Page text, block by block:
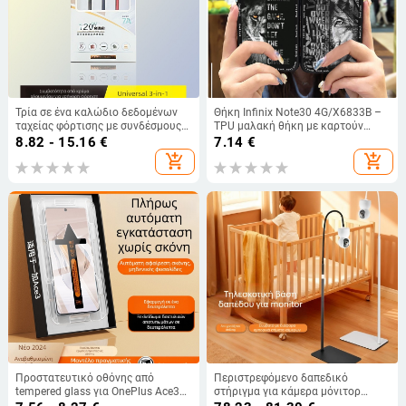
Τρία σε ένα καλώδιο δεδομένων
ταχείας φόρτισης με συνδέσμους
Mini USB, Micro USB και USB-C;
μήκος 1–2 μέτρα; αλουμινένιο
περίβλημα; μαύρο.
8.82 - 15.16 €
add_shopping_cart
Θήκη Infinix Note30 4G/X6833B –
TPU μαλακή θήκη με καρτούν
σχέδιο, προσαρμοζόμενη,
προστασία από σκόνη, ανθεκτική
στις πτώσεις
7.14 €
add_shopping_cart
Προστατευτικό οθόνης από
tempered glass για OnePlus Ace3
Περιστρεφόμενο δαπεδικό
στήριγμα για κάμερα μόνιτορ